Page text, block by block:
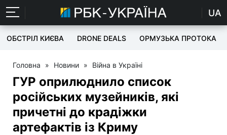
UA
ОБСТРІЛ КИЄВА DRONE DEALS ОРМУЗЬКА ПРОТОКА
Головна » Новини » Війна в Україні
ГУР оприлюднило список
російських музейників, які
причетні до крадіжки
артефактів із Криму